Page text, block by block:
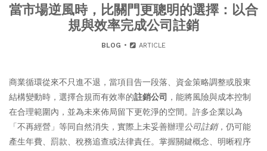
當市場逆風時，比關門更聰明的選擇：以合
規與效率完成公司註銷
BLOG ARTICLE
商業循環從來不只進不退，當項目告一段落、資金策略調整或股東
結構變動時，選擇合規而有效率的註銷公司 ，能將風險與成本控制
在合理範圍內，並為未來佈局留下更乾淨的空間。許多企業以為
「不再經營」等同自然消失，實際上未妥善辦理公司註銷，仍可能
產生年費、罰款、稅務追查或法律責任。掌握關鍵概念、明晰程序